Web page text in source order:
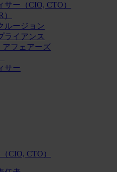
ー（CIO, CTO）
ルージョン
ライアンス
フェアーズ
サー
CIO, CTO）